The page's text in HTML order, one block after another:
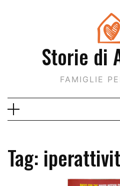
Storie di
FAMIGLIE
Tag: